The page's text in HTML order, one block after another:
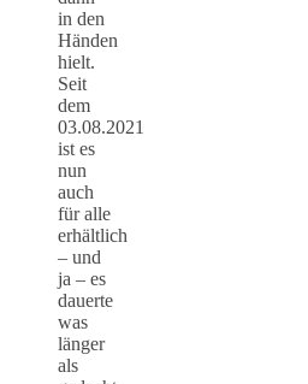
in den
Händen
hielt.
Seit
dem
03.08.2021
ist es
nun
auch
für alle
erhältlich
– und
ja – es
dauerte
was
länger
als